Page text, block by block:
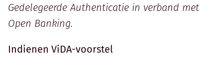
Gedelegeerde Authenticatie in verband met
Open Banking.
Indienen ViDA-voorstel